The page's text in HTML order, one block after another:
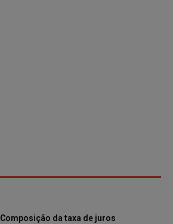
Composição da taxa de juros